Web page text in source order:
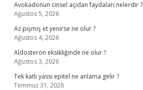
Avokadonun cinsel açıdan faydaları nelerdir ?
Ağustos 5, 2026
Az pişmiş et yenirse ne olur ?
Ağustos 4, 2026
Aldosteron eksikliğinde ne olur ?
Ağustos 3, 2026
Tek katlı yassı epitel ne anlama gelir ?
Temmuz 31, 2026